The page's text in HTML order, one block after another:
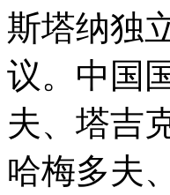
斯塔纳独
议。中国
夫、塔吉
哈梅多夫